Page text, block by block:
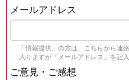
メールアドレス
「情報提供」の方は、こちらから連
入りますが「メールアドレス」を記
ご意見・ご感想